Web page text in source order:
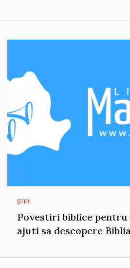
ȘTIRI
Povestiri biblice pentru
ajuti sa descopere